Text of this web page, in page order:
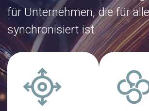
für Unternehmen, die für
synchronisiert ist.